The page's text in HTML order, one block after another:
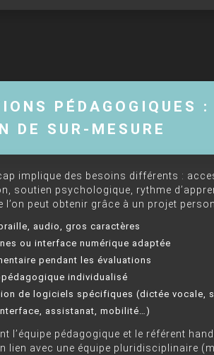
PÉDAGOGIQUES
DE SUR-MESURE
implique des besoins différents :
soutien psychologique, rythme
l’on peut obtenir grâce à un projet
audio, gros caractères
ou interface numérique adaptée
pendant les évaluations
individualisé
de logiciels spécifiques (dictée vocale,
assistanat, mobilité…)
l’équipe pédagogique et le référent
lien avec une équipe pluridisciplinaire